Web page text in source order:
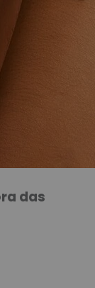
das